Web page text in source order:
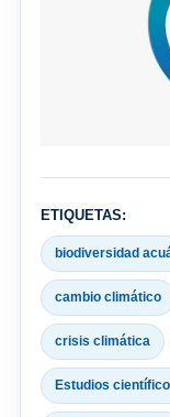
ETIQUETAS:
biodiversidad
cambio climático
crisis climática
Estudios